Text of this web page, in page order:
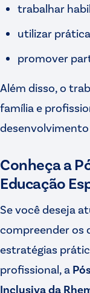
trabalhar
utilizar
promover
Além disso, o
família e
desenvolvimento
Conheça a
Educação
Se você deseja
compreender os
estratégias
profissional, a
Inclusiva da